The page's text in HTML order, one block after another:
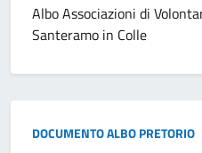
Albo Associazioni di
Santeramo in Colle
Tipo:
DOCUMENTO ALBO PRETORIO